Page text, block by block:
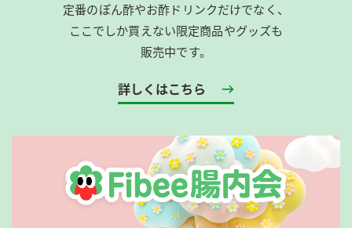
定番のぽん酢やお酢ドリンクだけでなく、
ここでしか買えない限定商品やグッズも
販売中です。
詳しくはこちら